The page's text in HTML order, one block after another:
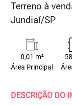
Terreno à
Jundiaí/SP
0,01 m²
Área Principal
DESCRIÇÃO DO